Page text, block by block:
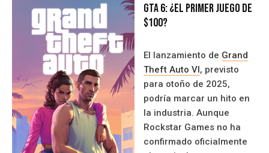
GTA 6: ¿El primer juego de
$100?
El lanzamiento de Grand
Theft Auto VI, previsto
para otoño de 2025,
podría marcar un hito en
la industria. Aunque
Rockstar Games no ha
confirmado oficialmente